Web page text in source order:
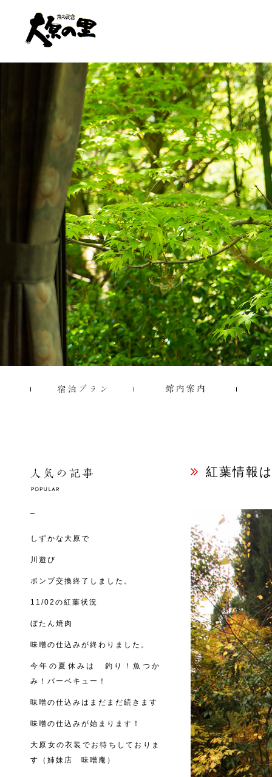
しずかな大原で
川遊び
ポンプ交換終了しました。
11/02の紅葉状況
ぼたん焼肉
味噌の仕込みが終わりました。
今年の夏休みは 釣り！魚つか
み！バーベキュー！
味噌の仕込みはまだまだ続きます
味噌の仕込みが始まります！
大原女の衣装でお待ちしておりま
す（姉妹店 味噌庵）
紅葉情報